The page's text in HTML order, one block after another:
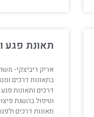
תאונת פגע
אריק ריביצקי-
בתאונות דרכים
דרכים ותאונות
וטיפול בהשגת
תאונות דרכים